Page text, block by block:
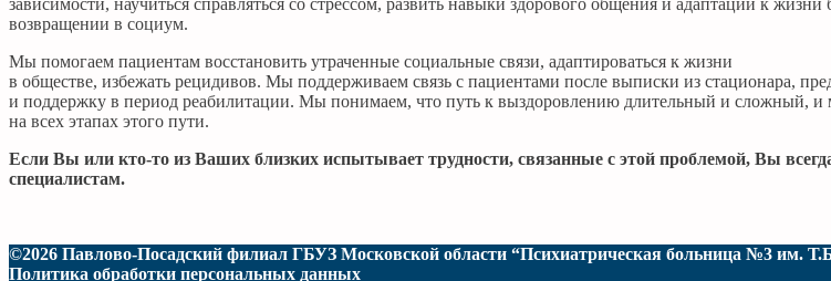
зависимости, научиться справляться со стрессом, развить навыки здорового общения и адаптации к
возвращении в социум.
Мы помогаем пациентам восстановить утраченные социальные связи, адаптироваться к жизни
в обществе, избежать рецидивов. Мы поддерживаем связь с пациентами после выписки из стационара,
и поддержку в период реабилитации. Мы понимаем, что путь к выздоровлению длительный и сложный,
на всех этапах этого пути.
Если Вы или кто-то из Ваших близких испытывает трудности, связанные с этой проблемой, Вы
специалистам.
©2026 Павлово-Посадский филиал ГБУЗ Московской области “Психиатрическая больница №3 им.
Политика обработки персональных данных